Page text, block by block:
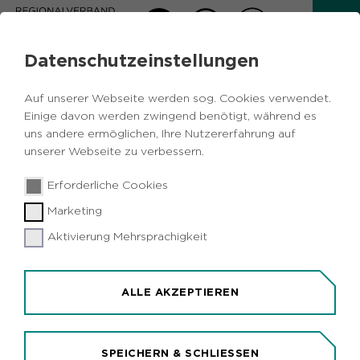
Datenschutzeinstellungen
Auf unserer Webseite werden sog. Cookies verwendet.
Einige davon werden zwingend benötigt, während es
uns andere ermöglichen, Ihre Nutzererfahrung auf
unserer Webseite zu verbessern.
Erforderliche Cookies
Marketing
Aktivierung Mehrsprachigkeit
ALLE AKZEPTIEREN
SPEICHERN & SCHLIESSEN
AKTUELLES
Zurück
Ruhr Bochum
Zahl der Baugenehmigungen für
Wohnungen ist im Ruhrgebiet um 14
Düsseldorf/Metropole Ruhr (idr). In der Metropole